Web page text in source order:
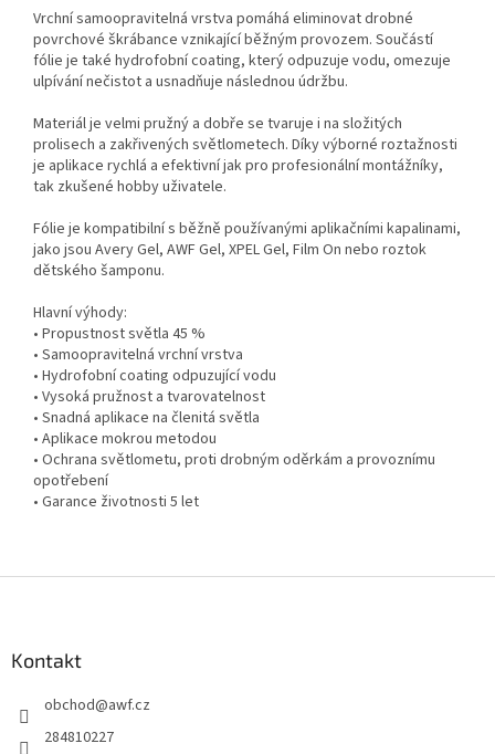
Vrchní samoopravitelná vrstva pomáhá eliminovat drobné
povrchové škrábance vznikající běžným provozem. Součástí
fólie je také hydrofobní coating, který odpuzuje vodu, omezuje
ulpívání nečistot a usnadňuje následnou údržbu.
Materiál je velmi pružný a dobře se tvaruje i na složitých
prolisech a zakřivených světlometech. Díky výborné roztažnosti
je aplikace rychlá a efektivní jak pro profesionální montážníky,
tak zkušené hobby uživatele.
Fólie je kompatibilní s běžně používanými aplikačními kapalinami,
jako jsou Avery Gel, AWF Gel, XPEL Gel, Film On nebo roztok
dětského šamponu.
Hlavní výhody:
• Propustnost světla 45 %
• Samoopravitelná vrchní vrstva
• Hydrofobní coating odpuzující vodu
• Vysoká pružnost a tvarovatelnost
• Snadná aplikace na členitá světla
• Aplikace mokrou metodou
• Ochrana světlometu, proti drobným oděrkám a provoznímu
opotřebení
• Garance životnosti 5 let
Kontakt
obchod@awf.cz
284810227